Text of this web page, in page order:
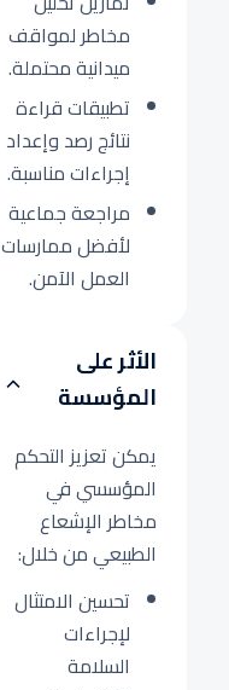
مخاطر لمواقف
ميدانية محتملة.
تطبيقات قراءة
نتائج رصد وإعداد
إجراءات مناسبة.
مراجعة جماعية
لأفضل ممارسات
العمل الآمن.
الأثر على
المؤسسة
يمكن تعزيز التحكم
المؤسسي في
مخاطر الإشعاع
الطبيعي من خلال:
تحسين الامتثال
لإجراءات
السلامة